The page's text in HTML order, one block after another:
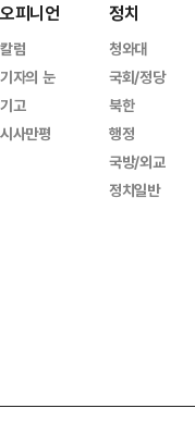
오피니언
칼럼
기자의 눈
기고
시사만평
정치
청와대
국회/정당
북한
행정
국방/외교
정치일반